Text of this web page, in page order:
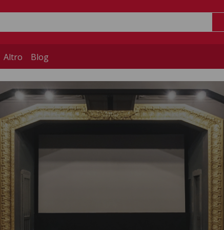
Altro Blog